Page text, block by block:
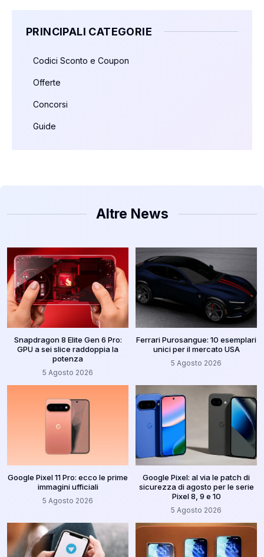
PRINCIPALI CATEGORIE
Codici Sconto e Coupon
Offerte
Concorsi
Guide
Altre News
Snapdragon 8 Elite Gen 6 Pro:
GPU a sei slice raddoppia la
potenza
5 Agosto 2026
Ferrari Purosangue: 10 esemplari
unici per il mercato USA
5 Agosto 2026
Google Pixel 11 Pro: ecco le prime
immagini ufficiali
5 Agosto 2026
Google Pixel: al via le patch di
sicurezza di agosto per le serie
Pixel 8, 9 e 10
5 Agosto 2026